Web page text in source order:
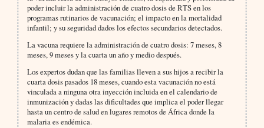
poder incluir la administración de cuatro dosis de RTS en los
programas rutinarios de vacunación; el impacto en la mortalidad
infantil; y su seguridad dados los efectos secundarios detectados.
La vacuna requiere la administración de cuatro dosis: 7 meses, 8
meses, 9 meses y la cuarta un año y medio después.
Los expertos dudan que las familias lleven a sus hijos a recibir la
cuarta dosis pasados 18 meses, cuando esta vacunación no está
vinculada a ninguna otra inyección incluida en el calendario de
inmunización y dadas las dificultades que implica el poder llegar
hasta un centro de salud en lugares remotos de África donde la
malaria es endémica.